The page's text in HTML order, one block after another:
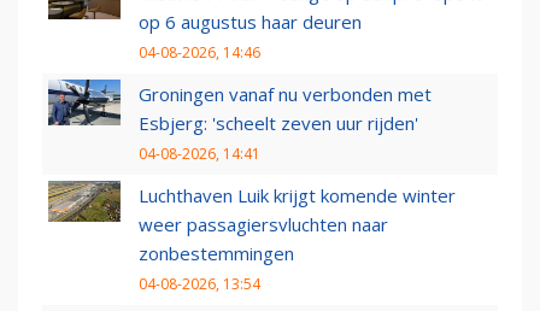
op 6 augustus haar deuren
04-08-2026, 14:46
Groningen vanaf nu verbonden met
Esbjerg: 'scheelt zeven uur rijden'
04-08-2026, 14:41
Luchthaven Luik krijgt komende winter
weer passagiersvluchten naar
zonbestemmingen
04-08-2026, 13:54